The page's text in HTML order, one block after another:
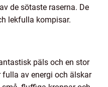
de sötaste raserna. De
lekfulla kompisar.
päls och en stor
av energi och älskar